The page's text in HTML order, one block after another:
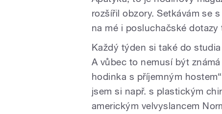
rozšířil obzory. Setkávám se
na mé i posluchačské
Každý týden si také do
A vůbec to nemusí být
hodinka s příjemným
jsem si např. s plastickým
americkým velvyslancem